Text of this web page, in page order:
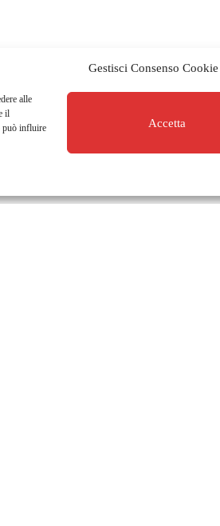
Gestisci Consenso Cookie
alle
il
può influire
Accetta